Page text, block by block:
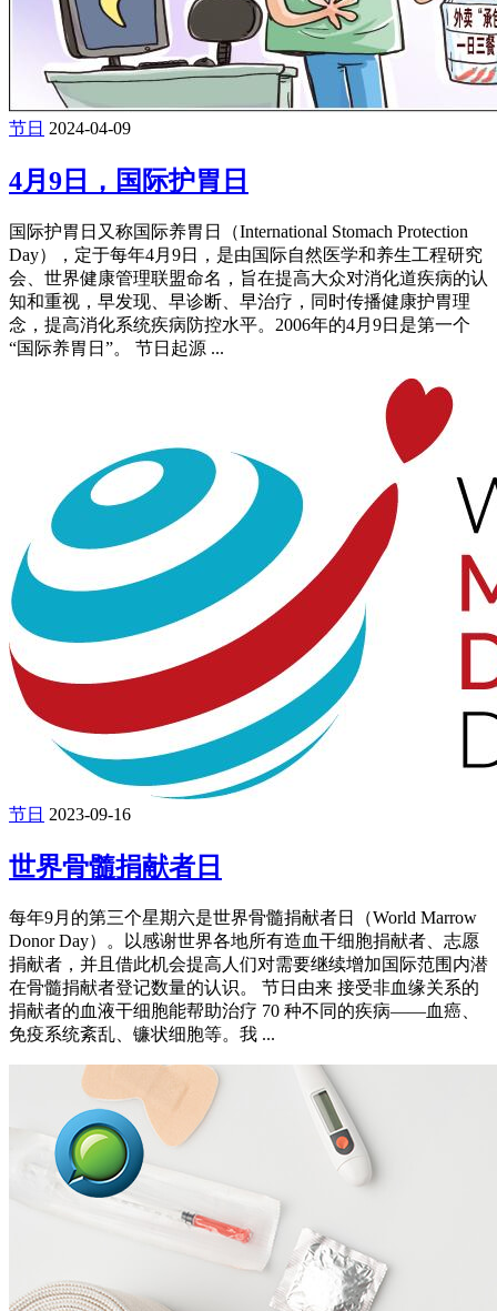
节日 2024-04-09
4月9日，国际护胃日
国际护胃日又称国际养胃日（International Stomach Protection
Day），定于每年4月9日，是由国际自然医学和养生工程研究
会、世界健康管理联盟命名，旨在提高大众对消化道疾病的认
知和重视，早发现、早诊断、早治疗，同时传播健康护胃理
念，提高消化系统疾病防控水平。2006年的4月9日是第一个
“国际养胃日”。 节日起源 ...
节日 2023-09-16
世界骨髓捐献者日
每年9月的第三个星期六是世界骨髓捐献者日（World Marrow
Donor Day）。以感谢世界各地所有造血干细胞捐献者、志愿
捐献者，并且借此机会提高人们对需要继续增加国际范围内潜
在骨髓捐献者登记数量的认识。 节日由来 接受非血缘关系的
捐献者的血液干细胞能帮助治疗 70 种不同的疾病——血癌、
免疫系统紊乱、镰状细胞等。我 ...